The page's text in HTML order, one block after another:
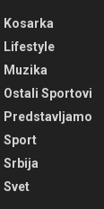
Kosarka
Lifestyle
Muzika
Ostali Sportovi
Predstavljamo
Sport
Srbija
Svet